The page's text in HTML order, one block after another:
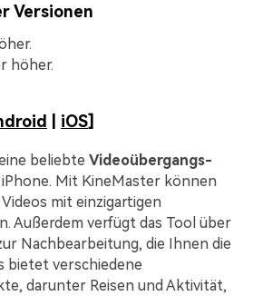
Versionen
höher.
iOS]
beliebte Videoübergangs-
Mit KineMaster können
mit einzigartigen
Außerdem verfügt das Tool über
Nachbearbeitung, die Ihnen die
bietet verschiedene
darunter Reisen und Aktivität,